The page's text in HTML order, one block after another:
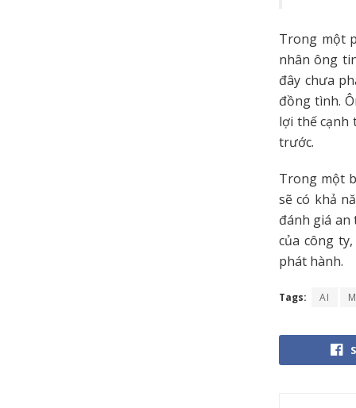
Trong một
nhân ông
đây chưa
đồng tình.
lợi thế cạnh
trước.
Trong một
sẽ có khả
đánh giá an
của công
phát hành.
Tags: AI